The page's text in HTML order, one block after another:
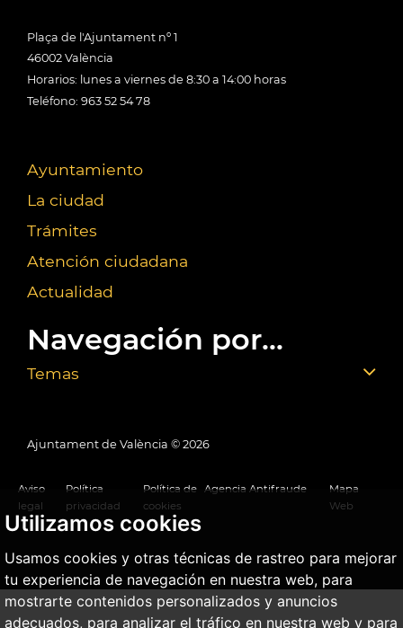
Utilizamos cookies
Usamos cookies y otras técnicas de rastreo para mejorar
tu experiencia de navegación en nuestra web, para
mostrarte contenidos personalizados y anuncios
adecuados, para analizar el tráfico en nuestra web y para
Plaça de l'Ajuntament nº 1
46002 València
Horarios: lunes a viernes de 8:30 a 14:00 horas
Teléfono: 963 52 54 78
Ayuntamiento
La ciudad
Trámites
Atención ciudadana
Actualidad
Navegación por...
Temas
Ajuntament de València © 2026
Aviso
legal
Política
privacidad
Política de
cookies
Agencia Antifraude
Mapa
Web